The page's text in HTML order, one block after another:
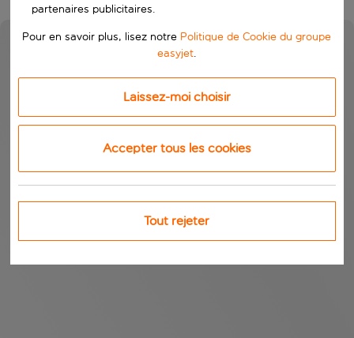
partenaires publicitaires.
Pour en savoir plus, lisez notre Politique de Cookie du groupe
easyjet.
Laissez-moi choisir
Accepter tous les cookies
Tout rejeter